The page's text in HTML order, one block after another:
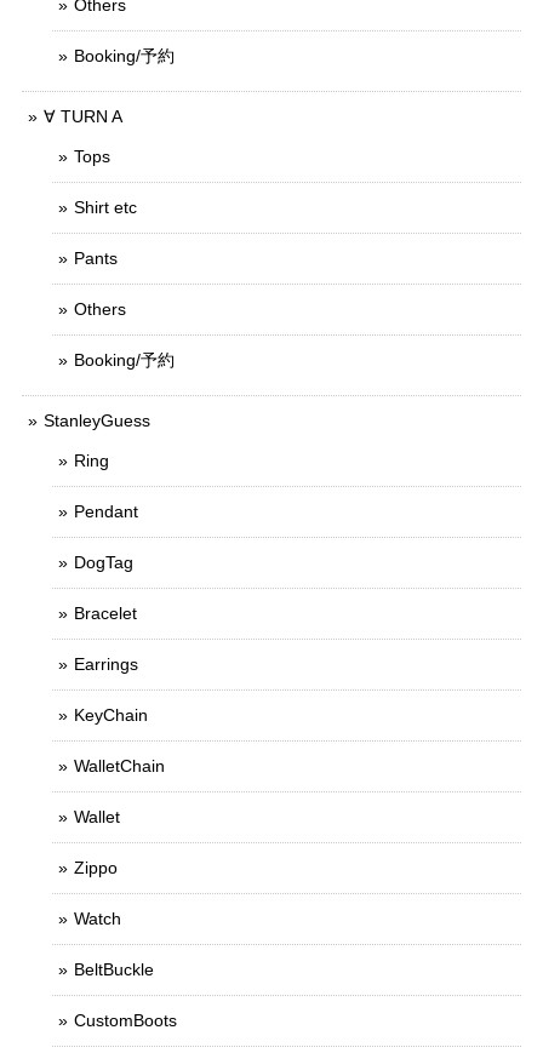
Others
Booking/予約
∀ TURN A
Tops
Shirt etc
Pants
Others
Booking/予約
StanleyGuess
Ring
Pendant
DogTag
Bracelet
Earrings
KeyChain
WalletChain
Wallet
Zippo
Watch
BeltBuckle
CustomBoots